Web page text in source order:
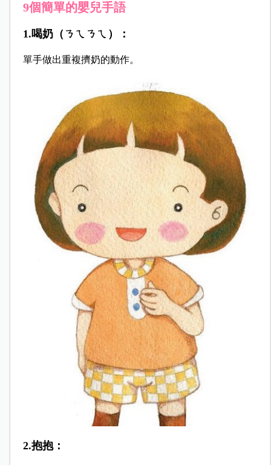
9個簡單的嬰兒手語
1.喝奶（ㄋㄟㄋㄟ）：
單手做出重複擠奶的動作。
2.抱抱：